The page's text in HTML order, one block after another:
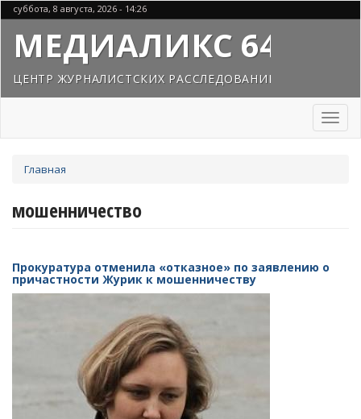
Перейти
к
основному
содержанию
суббота, 8 августа, 2026 - 14:26
МЕДИАЛИКС 64
ЦЕНТР ЖУРНАЛИСТСКИХ РАССЛЕДОВАНИЙ
Toggle
здесь
Главная
мошенничество
Прокуратура отменила «отказное» по заявлению о
причастности Журик к мошенничеству